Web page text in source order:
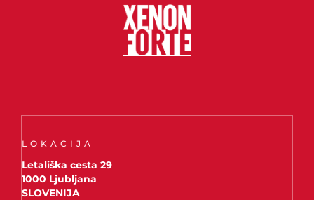
LOKACIJA
Letališka cesta 29
1000 Ljubljana
SLOVENIJA